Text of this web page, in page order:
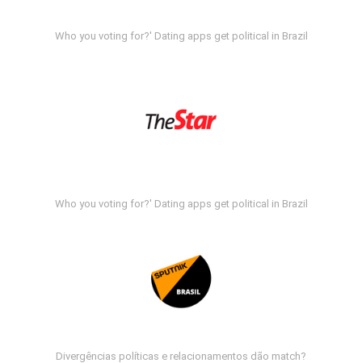
Who you voting for?' Dating apps get political in Brazil
Who you voting for?' Dating apps get political in Brazil
Divergências políticas e relacionamentos dão match?